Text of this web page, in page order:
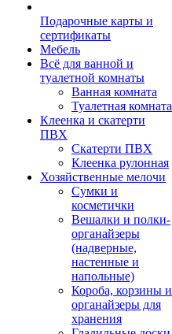
Подарочные карты и
сертификаты
Мебель
Всё для ванной и
туалетной комнаты
Ванная комната
Туалетная комната
Клеенка и скатерти
ПВХ
Скатерти ПВХ
Клеенка рулонная
Хозяйственные мелочи
Сумки и
косметички
Вешалки и полки-
органайзеры
(надверные,
настенные и
напольные)
Короба, корзины и
органайзеры для
хранения